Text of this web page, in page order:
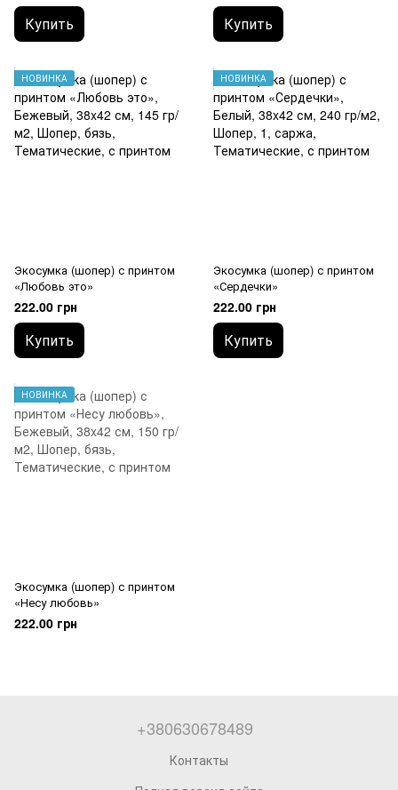
Купить Купить
НОВИНКА
Экосумка (шопер) с принтом
«Любовь это»
222.00 грн
Купить
НОВИНКА
Экосумка (шопер) с принтом
«Сердечки»
222.00 грн
Купить
НОВИНКА
Экосумка (шопер) с принтом
«Несу любовь»
222.00 грн
+380630678489
Контакты